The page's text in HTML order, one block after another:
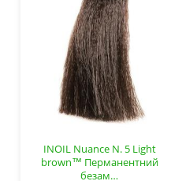
INOIL Nuance N. 5 Light
brown™ Перманентний
безам…